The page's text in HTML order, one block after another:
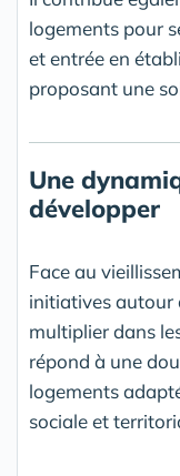
logements pour
et entrée en
proposant une
Une
développer
Face au
initiatives autour
multiplier dans
répond à une
logements
sociale et